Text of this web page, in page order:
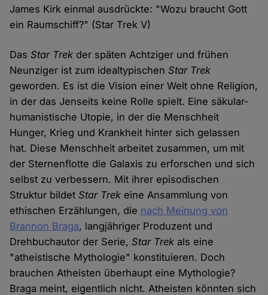
James Kirk einmal ausdrückte: "Wozu braucht Gott
ein Raumschiff?" (Star Trek V)
DasStar Trek der späten Achtziger und frühen
Neunziger ist zum idealtypischenStar Trek
geworden. Es ist die Vision einer Welt ohne Religion,
in der das Jenseits keine Rolle spielt. Eine säkular-
humanistische Utopie, in der die Menschheit
Hunger, Krieg und Krankheit hinter sich gelassen
hat. Diese Menschheit arbeitet zusammen, um mit
der Sternenflotte die Galaxis zu erforschen und sich
selbst zu verbessern. Mit ihrer episodischen
Struktur bildetStar Trek eine Ansammlung von
ethischen Erzählungen, die nach Meinung von
Brannon Braga, langjähriger Produzent und
Drehbuchautor der Serie,Star Trek als eine
"atheistische Mythologie" konstituieren. Doch
brauchen Atheisten überhaupt eine Mythologie?
Braga meint, eigentlich nicht. Atheisten könnten sich